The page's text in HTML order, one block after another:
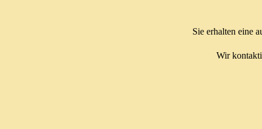
Sie erhalten eine
Wir